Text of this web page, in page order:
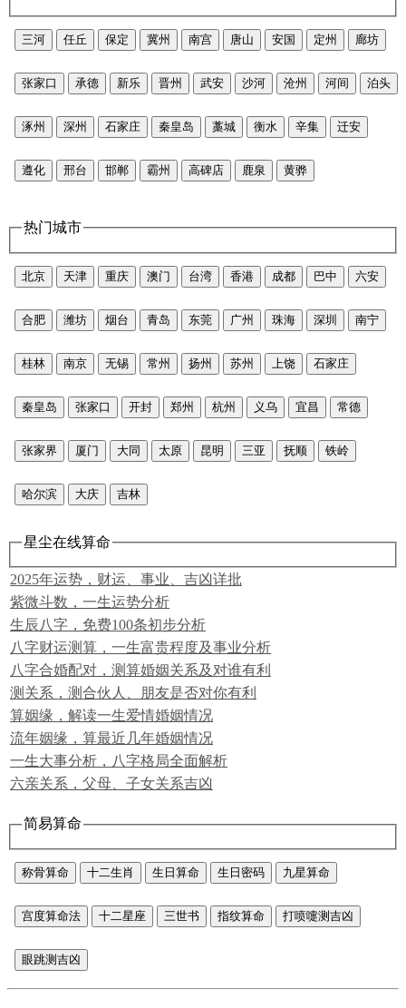
三河 任丘 保定 冀州 南宫 唐山 安国 定州 廊坊
张家口 承德 新乐 晋州 武安 沙河 沧州 河间 泊头
涿州 深州 石家庄 秦皇岛 藁城 衡水 辛集 迁安
遵化 邢台 邯郸 霸州 高碑店 鹿泉 黄骅
热门城市
北京 天津 重庆 澳门 台湾 香港 成都 巴中 六安
合肥 潍坊 烟台 青岛 东莞 广州 珠海 深圳 南宁
桂林 南京 无锡 常州 扬州 苏州 上饶 石家庄
秦皇岛 张家口 开封 郑州 杭州 义乌 宜昌 常德
张家界 厦门 大同 太原 昆明 三亚 抚顺 铁岭
哈尔滨 大庆 吉林
星尘在线算命
2025年运势，财运、事业、吉凶详批
紫微斗数，一生运势分析
生辰八字，免费100条初步分析
八字财运测算，一生富贵程度及事业分析
八字合婚配对，测算婚姻关系及对谁有利
测关系，测合伙人、朋友是否对你有利
算姻缘，解读一生爱情婚姻情况
流年姻缘，算最近几年婚姻情况
一生大事分析，八字格局全面解析
六亲关系，父母、子女关系吉凶
简易算命
称骨算命 十二生肖 生日算命 生日密码 九星算命
宫度算命法 十二星座 三世书 指纹算命 打喷嚏测吉凶
眼跳测吉凶